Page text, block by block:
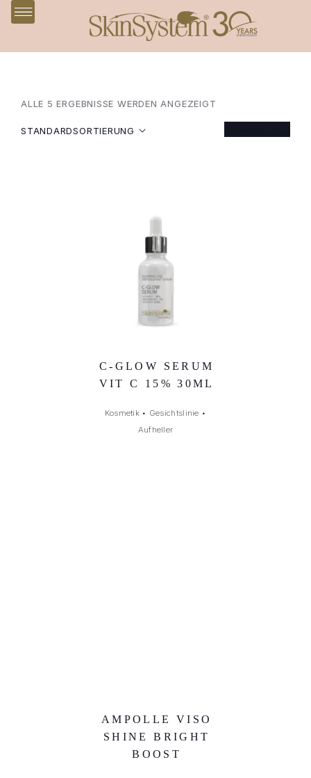
ALLE 5 ERGEBNISSE WERDEN ANGEZEIGT
STANDARDSORTIERUNG
C-GLOW SERUM
VIT C 15% 30ML
Kosmetik • Gesichtslinie •
Aufheller
AMPOLLE VISO
SHINE BRIGHT
BOOST